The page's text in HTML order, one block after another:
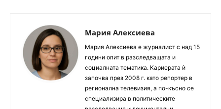
Мария Алексиева
Мария Алексиева е журналист с над 15
години опит в разследващата и
социалната тематика. Кариерата ѝ
започва през 2008 г. като репортер в
регионална телевизия, а по-късно се
специализира в политическите